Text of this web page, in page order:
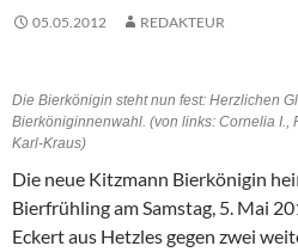
05.05.2012 REDAKTEUR
Die Bierkönigin steht nun fest: Herzlichen
Bierköniginnenwahl. (von links: Cornelia I.,
Karl-Kraus)
Die neue Kitzmann Bierkönigin
Bierfrühling am Samstag, 5. Mai
Eckert aus Hetzles gegen zwei